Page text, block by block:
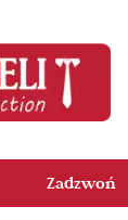
Zadzwoń